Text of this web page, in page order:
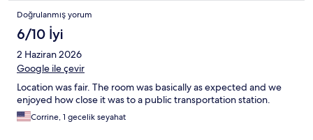
Doğrulanmış yorum
6/10 İyi
2 Haziran 2026
Google ile çevir
Location was fair. The room was basically as expected and we
enjoyed how close it was to a public transportation station.
Corrine, 1 gecelik seyahat